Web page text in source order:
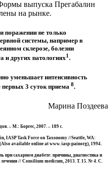
выпуска Прегабалин
на рынке.
поражении не только
системы, например в
склерозе, болезни
и других патологиях1.
уменьшает интенсивность
первых 3 суток приема 8.
Марина Поздеева
– М.: Боргес, 2007. – 189 с.
IASP Task Force on Taxonomy //Seattle, WA:
available online at www. iasp-painorg), 1994.
сахарном диабете: причины, диагностика и
// Consilium medicum, 2013. Т. 15. № 4. С.